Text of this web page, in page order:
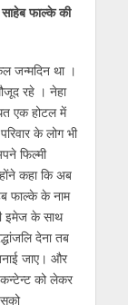
ai ar
फाल्के की
जन्मदिन था ।
रहे । नेहा
एक होटल में
के लोग भी
फिल्मी
कहा कि अब
फाल्के के नाम
इमेज के साथ
देना तब
जाए। और
को लेकर